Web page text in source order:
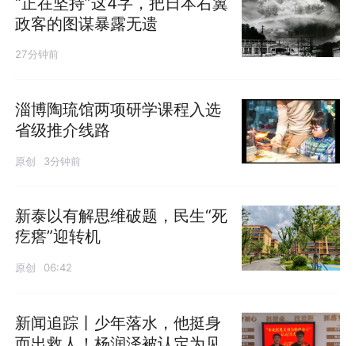
政客的图谋暴露无遗
27分钟前
淄博陶琉馆两项研学课程入选
省级推介线路
原创 3分钟前
新泰以有解思维破题，民生“死
疙瘩”迎转机
原创 06:42
新闻追踪丨少年落水，他挺身